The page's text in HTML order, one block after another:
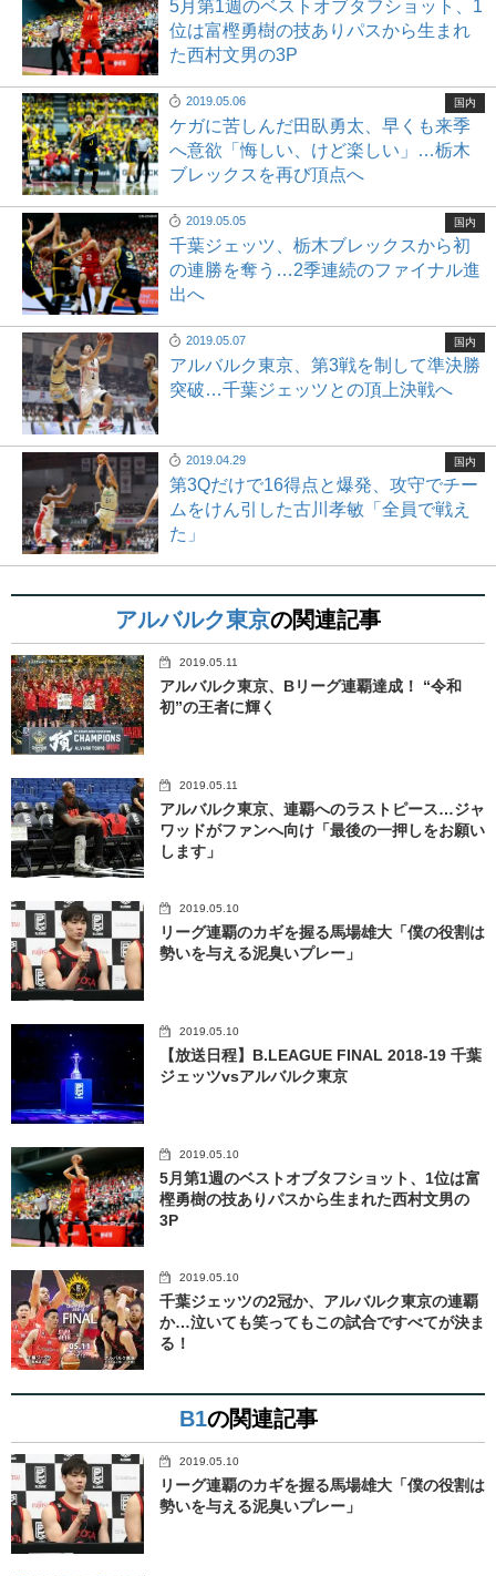
5月第1週のベストオブタフショット、1
位は富樫勇樹の技ありパスから生まれ
た西村文男の3P
2019.05.06
ケガに苦しんだ田臥勇太、早くも来季
へ意欲「悔しい、けど楽しい」…栃木
ブレックスを再び頂点へ
国内
2019.05.05
千葉ジェッツ、栃木ブレックスから初
の連勝を奪う…2季連続のファイナル進
出へ
国内
2019.05.07
アルバルク東京、第3戦を制して準決勝
突破…千葉ジェッツとの頂上決戦へ
国内
2019.04.29
第3Qだけで16得点と爆発、攻守でチー
ムをけん引した古川孝敏「全員で戦え
た」
国内
アルバルク東京の関連記事
2019.05.11
アルバルク東京、Bリーグ連覇達成！ “令和
初”の王者に輝く
2019.05.11
アルバルク東京、連覇へのラストピース…ジャ
ワッドがファンへ向け「最後の一押しをお願い
します」
2019.05.10
リーグ連覇のカギを握る馬場雄大「僕の役割は
勢いを与える泥臭いプレー」
2019.05.10
【放送日程】B.LEAGUE FINAL 2018-19 千葉
ジェッツvsアルバルク東京
2019.05.10
5月第1週のベストオブタフショット、1位は富
樫勇樹の技ありパスから生まれた西村文男の
3P
2019.05.10
千葉ジェッツの2冠か、アルバルク東京の連覇
か…泣いても笑ってもこの試合ですべてが決ま
る！
B1の関連記事
2019.05.10
リーグ連覇のカギを握る馬場雄大「僕の役割は
勢いを与える泥臭いプレー」